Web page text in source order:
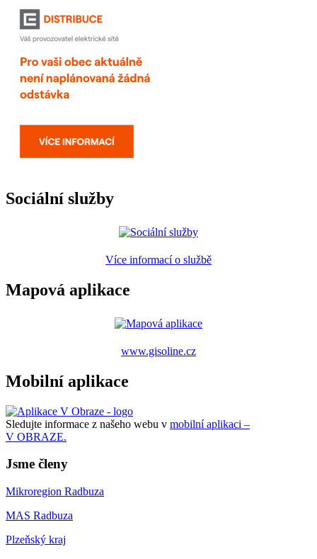
Sociální služby
Více informací o službě
Mapová aplikace
www.gisoline.cz
Mobilní aplikace
Sledujte informace z našeho webu v mobilní aplikaci –
V OBRAZE.
Jsme členy
Mikroregion Radbuza
MAS Radbuza
Plzeňský kraj